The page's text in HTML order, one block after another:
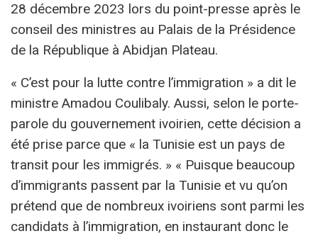
28 décembre 2023 lors du point-presse après le
conseil des ministres au Palais de la Présidence
de la République à Abidjan Plateau.
« C’est pour la lutte contre l’immigration » a dit le
ministre Amadou Coulibaly. Aussi, selon le porte-
parole du gouvernement ivoirien, cette décision a
été prise parce que « la Tunisie est un pays de
transit pour les immigrés. » « Puisque beaucoup
d’immigrants passent par la Tunisie et vu qu’on
prétend que de nombreux ivoiriens sont parmi les
candidats à l’immigration, en instaurant donc le